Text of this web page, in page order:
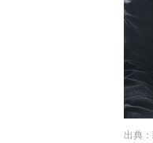
出典：